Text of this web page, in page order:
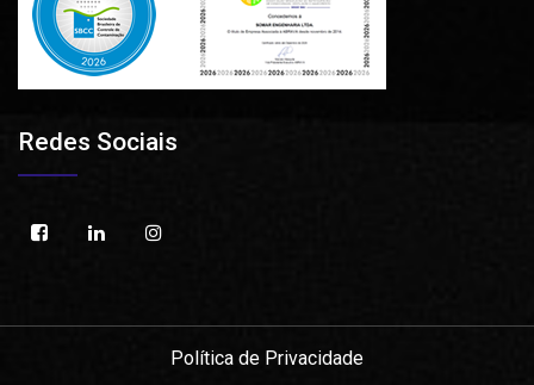
Redes Sociais
Política de Privacidade